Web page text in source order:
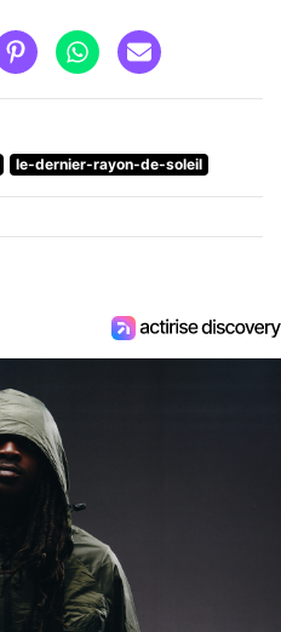
le-dernier-rayon-de-soleil